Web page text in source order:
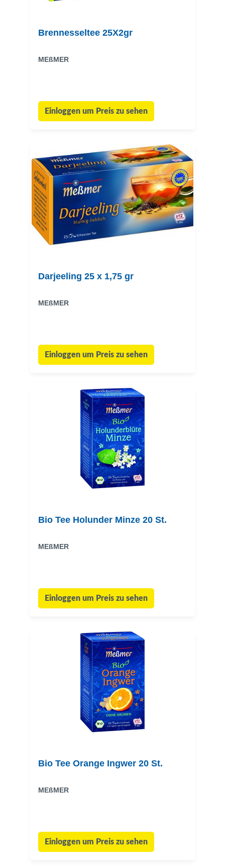
Brennesseltee 25X2gr
MEßMER
Einloggen um Preis zu sehen
Darjeeling 25 x 1,75 gr
MEßMER
Einloggen um Preis zu sehen
Bio Tee Holunder Minze 20 St.
MEßMER
Einloggen um Preis zu sehen
Bio Tee Orange Ingwer 20 St.
MEßMER
Einloggen um Preis zu sehen